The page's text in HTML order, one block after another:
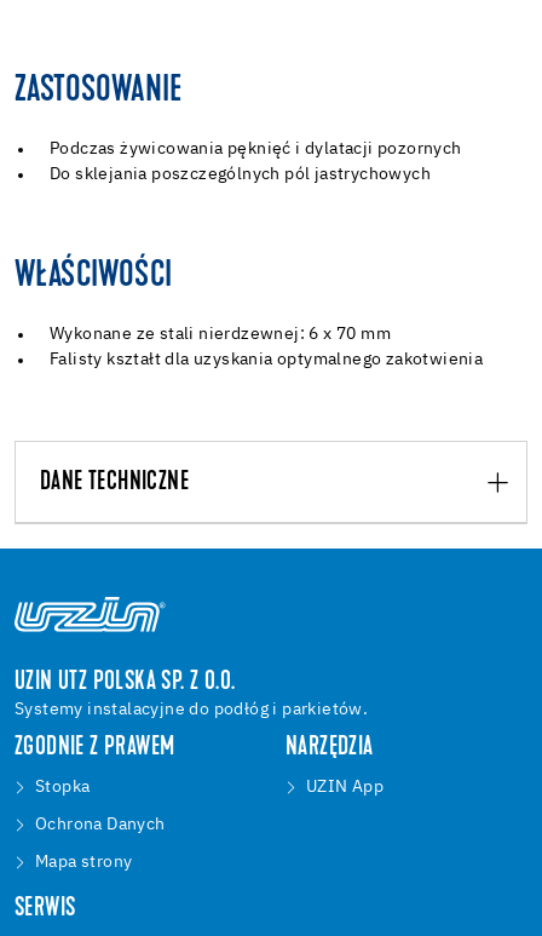
ZASTOSOWANIE
Podczas żywicowania pęknięć i dylatacji pozornych
Do sklejania poszczególnych pól jastrychowych
WŁAŚCIWOŚCI
Wykonane ze stali nierdzewnej: 6 x 70 mm
Falisty kształt dla uzyskania optymalnego zakotwienia
DANE TECHNICZNE
UZIN UTZ POLSKA SP. Z O.O.
Systemy instalacyjne do podłóg i parkietów.
ZGODNIE Z PRAWEM
Stopka
Ochrona Danych
Mapa strony
NARZĘDZIA
UZIN App
SERWIS